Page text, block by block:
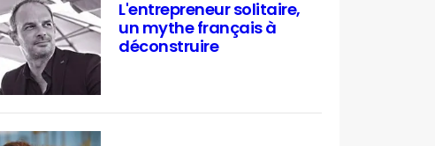
L'entrepreneur solitaire,
un mythe français à
déconstruire